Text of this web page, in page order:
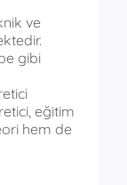
ve
gibi
eğitim
hem de